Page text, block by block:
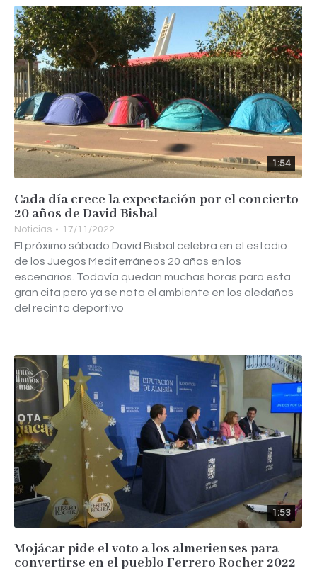
1:54
Cada día crece la expectación por el concierto
20 años de David Bisbal
Noticias 17/11/2022
El próximo sábado David Bisbal celebra en el estadio
de los Juegos Mediterráneos 20 años en los
escenarios. Todavía quedan muchas horas para esta
gran cita pero ya se nota el ambiente en los aledaños
del recinto deportivo
1:53
Mojácar pide el voto a los almerienses para
convertirse en el pueblo Ferrero Rocher 2022